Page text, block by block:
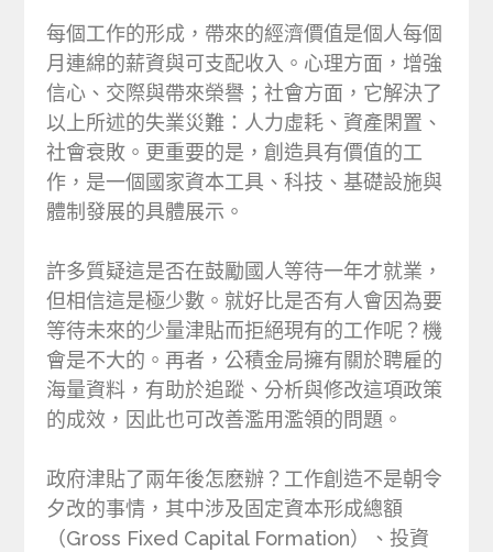
每個工作的形成，帶來的經濟價值是個人每個
月連綿的薪資與可支配收入。心理方面，增強
信心、交際與帶來榮譽；社會方面，它解決了
以上所述的失業災難：人力虛耗、資產閑置、
社會衰敗。更重要的是，創造具有價值的工
作，是一個國家資本工具、科技、基礎設施與
體制發展的具體展示。
許多質疑這是否在鼓勵國人等待一年才就業，
但相信這是極少數。就好比是否有人會因為要
等待未來的少量津貼而拒絕現有的工作呢？機
會是不大的。再者，公積金局擁有關於聘雇的
海量資料，有助於追蹤、分析與修改這項政策
的成效，因此也可改善濫用濫領的問題。
政府津貼了兩年後怎麽辦？工作創造不是朝令
夕改的事情，其中涉及固定資本形成總額
（Gross Fixed Capital Formation）、投資